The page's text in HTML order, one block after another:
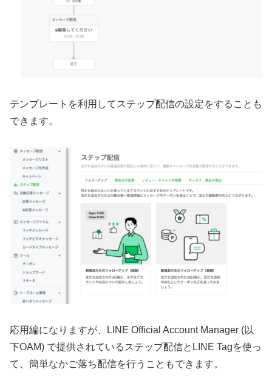
テンプレートを利用してステップ配信の設定をすることも
できます。
応用編になりますが、LINE Official Account Manager (以
下OAM) で提供されているステップ配信とLINE Tagを使っ
て、簡単なかご落ち配信を行うこともできます。